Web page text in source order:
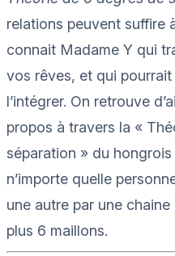
relations peuvent suffire
connait Madame Y qui
vos rêves, et qui
l’intégrer. On retrouve
propos à travers la «
séparation » du hongrois
n’importe quelle
une autre par une
plus 6 maillons.